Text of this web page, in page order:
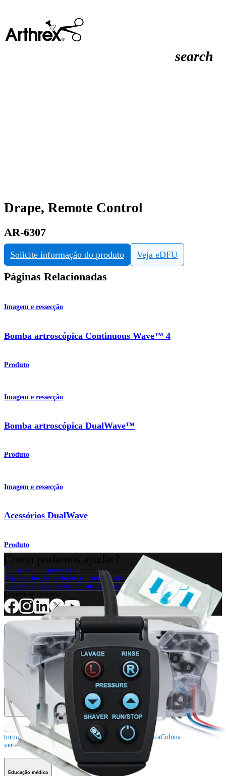
search
Drape, Remote Control
AR-6307
Solicite informação do produto Veja eDFU
Páginas Relacionadas
Imagem e ressecção
Bomba artroscópica Continuous Wave™ 4
Produto
Imagem e ressecção
Bomba artroscópica DualWave™
Produto
Imagem e ressecção
Acessórios DualWave
Produto
Contacte um representante
Veja eventos, laboratórios e oportunidades educacionais
Inscreva-se para receber: O que há de novo na Arthrex?
Procedimento
Ombro JoelhoCotovelo Mão e punho
tornozeloQuadril OrtobiológicosCirurgia cardiotorácica Coluna vertebral
Producto
Ombro Joelho CotoveloMão e punho
tornozelo
Quadril OrtobiológicosCirurgia cardiotorácicaColuna
vertebralImagem e ressecção
Educação médica